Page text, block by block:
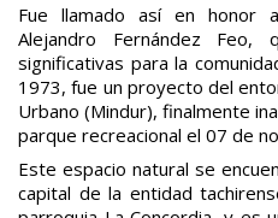
Fue llamado así en honor
Alejandro Fernández Feo,
significativas para la
1973, fue un proyecto del
Urbano (Mindur), finalmente
parque recreacional el 07 de
Este espacio natural se
capital de la entidad